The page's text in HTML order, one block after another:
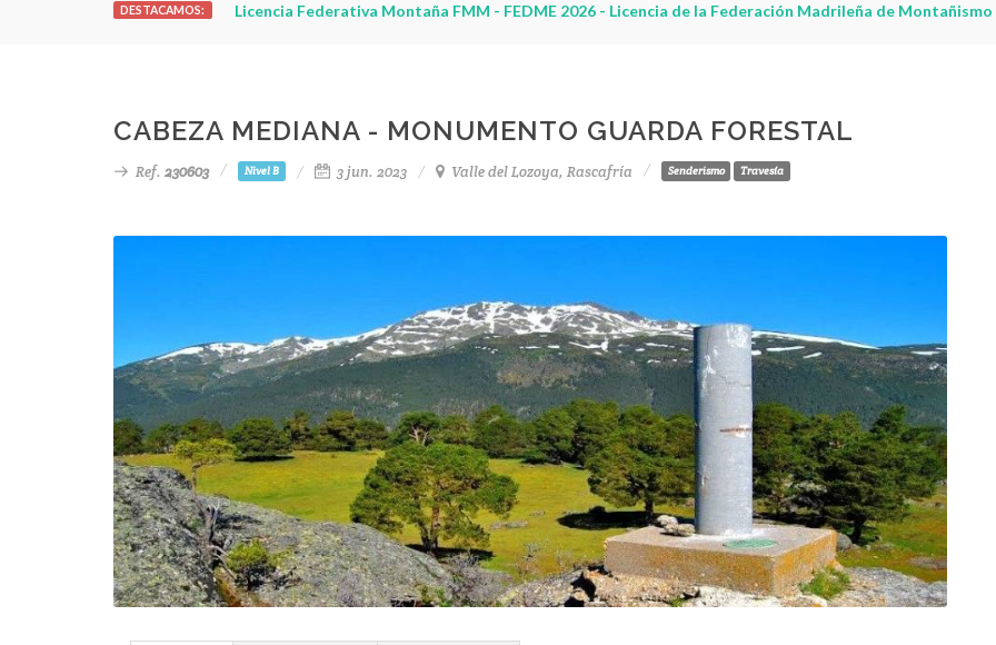
DESTACAMOS: Licencia Federativa Montaña FMM - FEDME 2026 - Licencia de la Federación Madrileña de Montañismo
CABEZA MEDIANA - MONUMENTO GUARDA FORESTAL
Ref. 230603 Nivel B 3 jun. 2023 Valle del Lozoya, Rascafría Senderismo Travesía